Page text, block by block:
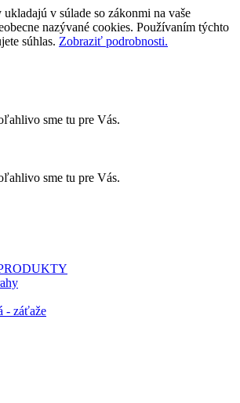
v súlade so zákonmi na vaše
nazývané cookies. Používaním týchto
súhlas. Zobraziť podrobnosti.
sme tu pre Vás.
sme tu pre Vás.
- záťaže